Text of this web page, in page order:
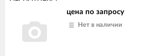
цена по запросу
Нет в наличии